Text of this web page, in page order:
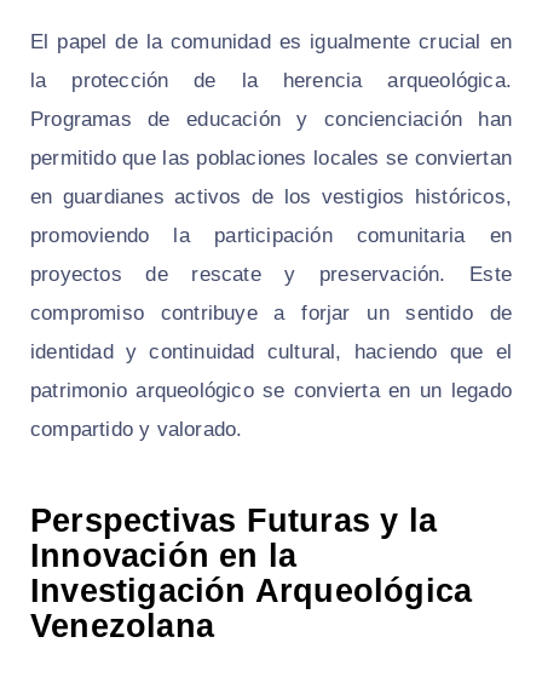
El papel de la comunidad es igualmente crucial en
la protección de la herencia arqueológica.
Programas de educación y concienciación han
permitido que las poblaciones locales se conviertan
en guardianes activos de los vestigios históricos,
promoviendo la participación comunitaria en
proyectos de rescate y preservación. Este
compromiso contribuye a forjar un sentido de
identidad y continuidad cultural, haciendo que el
patrimonio arqueológico se convierta en un legado
compartido y valorado.
Perspectivas Futuras y la
Innovación en la
Investigación Arqueológica
Venezolana